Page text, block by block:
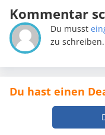
Kommentar
Du musst
zu schreiben.
Du hast einen